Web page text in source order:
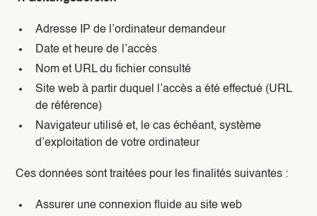
Adresse IP de l’ordinateur demandeur
Date et heure de l’accès
Nom et URL du fichier consulté
Site web à partir duquel l’accès a été effectué (URL
de référence)
Navigateur utilisé et, le cas échéant, système
d’exploitation de votre ordinateur
Ces données sont traitées pour les finalités suivantes :
Assurer une connexion fluide au site web